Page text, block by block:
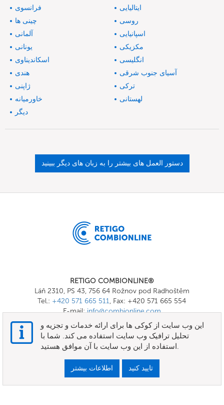
فرانسوی
ایتالیایی
چینی ها
روسی
آلمانی
اسپانیایی
یونانی
مکزیکی
اسکاندیناوی
انگلیسی
هندی
آسیای جنوب شرقی
ژاپنی
ترکی
خاورمیانه
لهستانی
دیگر
دستور العمل های بیشتر را به زبان های دیگر ببینید
RETIGO COMBIONLINE®
Láň 2310, PS 43, 756 64 Rožnov pod Radhoštěm
Tel.: +420 571 665 511, Fax: +420 571 665 554
E-mail:info@combionline.com
OnlineMenu
شرایط و ضوابط
این وب سایت از کوکی ها برای ارائه خدمات و تجزیه و
تحلیل ترافیک وب سایت استفاده می کند. شما با
استفاده از این وب سایت با آن موافق هستید.
اطلاعات بیشتر تایید کنید